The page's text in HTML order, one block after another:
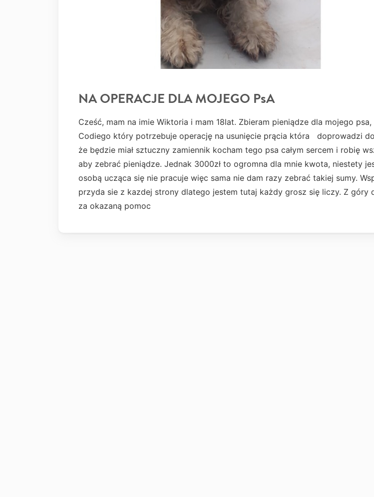
NA OPERACJE DLA MOJEGO PsA
Cześć, mam na imie Wiktoria i mam 18lat. Zbieram pieniądze dla mojego psa,
Codiego który potrzebuje operację na usunięcie prącia która doprowadzi
że będzie miał sztuczny zamiennik kocham tego psa całym sercem i robię
aby zebrać pieniądze. Jednak 3000zł to ogromna dla mnie kwota, niestety
osobą ucząca się nie pracuje więc sama nie dam razy zebrać takiej sumy.
przyda sie z kazdej strony dlatego jestem tutaj każdy grosz się liczy. Z góry
za okazaną pomoc